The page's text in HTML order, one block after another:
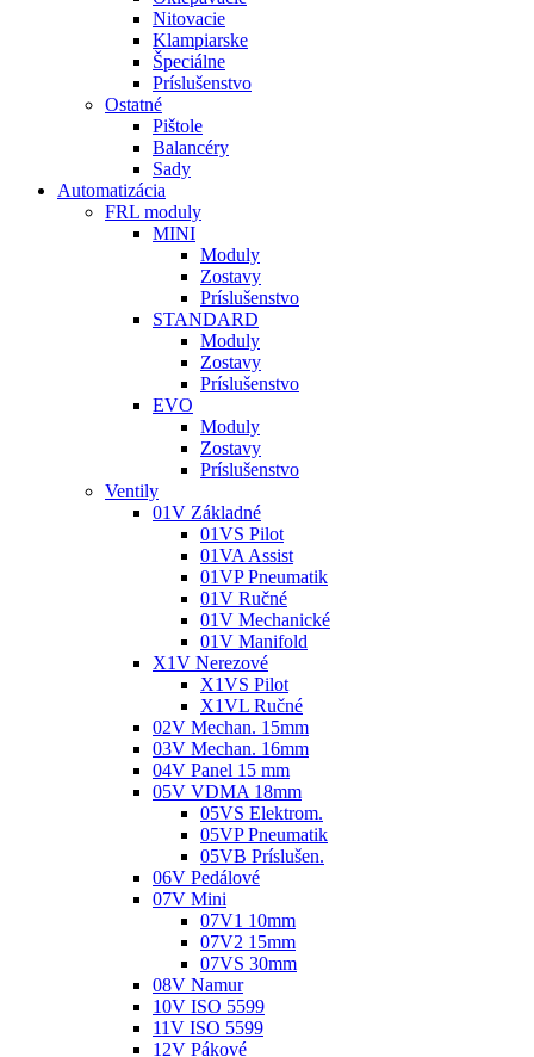
Nitovacie
Klampiarske
Špeciálne
Príslušenstvo
Ostatné
Pištole
Balancéry
Sady
Automatizácia
FRL moduly
MINI
Moduly
Zostavy
Príslušenstvo
STANDARD
Moduly
Zostavy
Príslušenstvo
EVO
Moduly
Zostavy
Príslušenstvo
Ventily
01V Základné
01VS Pilot
01VA Assist
01VP Pneumatik
01V Ručné
01V Mechanické
01V Manifold
X1V Nerezové
X1VS Pilot
X1VL Ručné
02V Mechan. 15mm
03V Mechan. 16mm
04V Panel 15 mm
05V VDMA 18mm
05VS Elektrom.
05VP Pneumatik
05VB Príslušen.
06V Pedálové
07V Mini
07V1 10mm
07V2 15mm
07VS 30mm
08V Namur
10V ISO 5599
11V ISO 5599
12V Pákové